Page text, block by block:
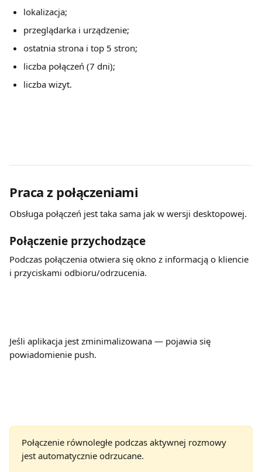
lokalizacja;
przeglądarka i urządzenie;
ostatnia strona i top 5 stron;
liczba połączeń (7 dni);
liczba wizyt.
Praca z połączeniami
Obsługa połączeń jest taka sama jak w wersji desktopowej.
Połączenie przychodzące
Podczas połączenia otwiera się okno z informacją o kliencie
i przyciskami odbioru/odrzucenia.
Jeśli aplikacja jest zminimalizowana — pojawia się
powiadomienie push.
Połączenie równoległe podczas aktywnej rozmowy
jest automatycznie odrzucane.